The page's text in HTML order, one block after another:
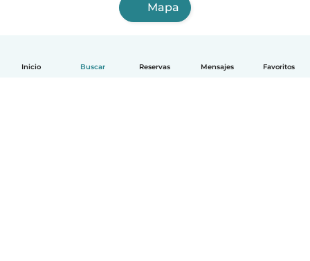
Inicio Buscar Reservas Mensajes Favoritos
Mapa